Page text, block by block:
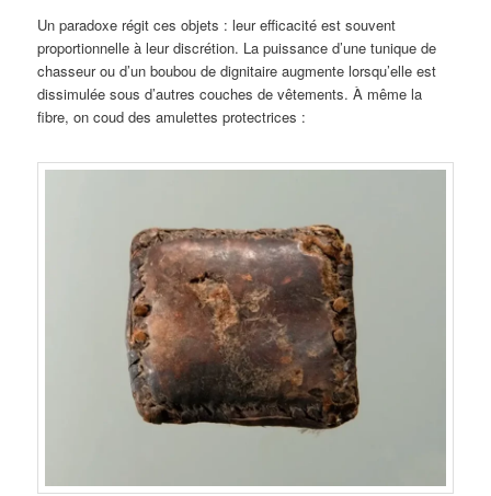
Un paradoxe régit ces objets : leur efficacité est souvent
proportionnelle à leur discrétion. La puissance d’une tunique de
chasseur ou d’un boubou de dignitaire augmente lorsqu’elle est
dissimulée sous d’autres couches de vêtements. À même la
fibre, on coud des amulettes protectrices :